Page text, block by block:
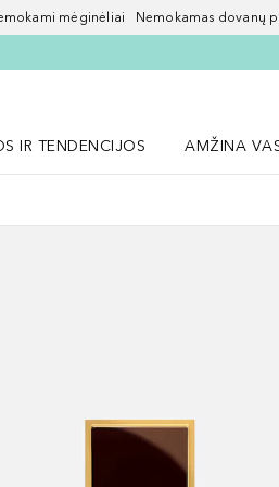
mėginėliai Nemokamas dovanų
IR TENDENCIJOS
AMŽINA